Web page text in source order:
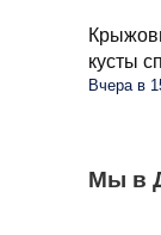
кусты
Вчера в
Мы в
С 1